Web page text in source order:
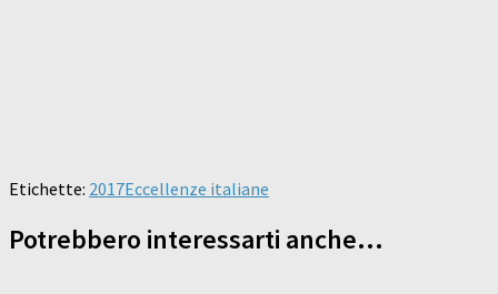
Etichette: 2017Eccellenze italiane
Potrebbero interessarti anche...